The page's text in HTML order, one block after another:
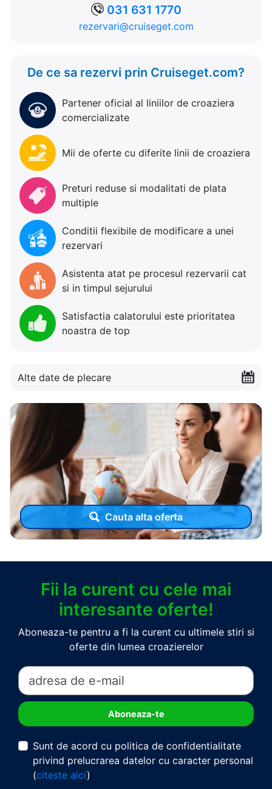
031 631 1770
rezervari@cruiseget.com
De ce sa rezervi prin Cruiseget.com?
Partener oficial al liniilor de croaziera
comercializate
Mii de oferte cu diferite linii de croaziera
Preturi reduse si modalitati de plata
multiple
Conditii flexibile de modificare a unei
rezervari
Asistenta atat pe procesul rezervarii cat
si in timpul sejurului
Satisfactia calatorului este prioritatea
noastra de top
Alte date de plecare
Cauta alta oferta
Fii la curent cu cele mai
interesante oferte!
Aboneaza-te pentru a fi la curent cu ultimele stiri si
oferte din lumea croazierelor
Sunt de acord cu politica de confidentialitate
privind prelucrarea datelor cu caracter personal
(citeste aici)